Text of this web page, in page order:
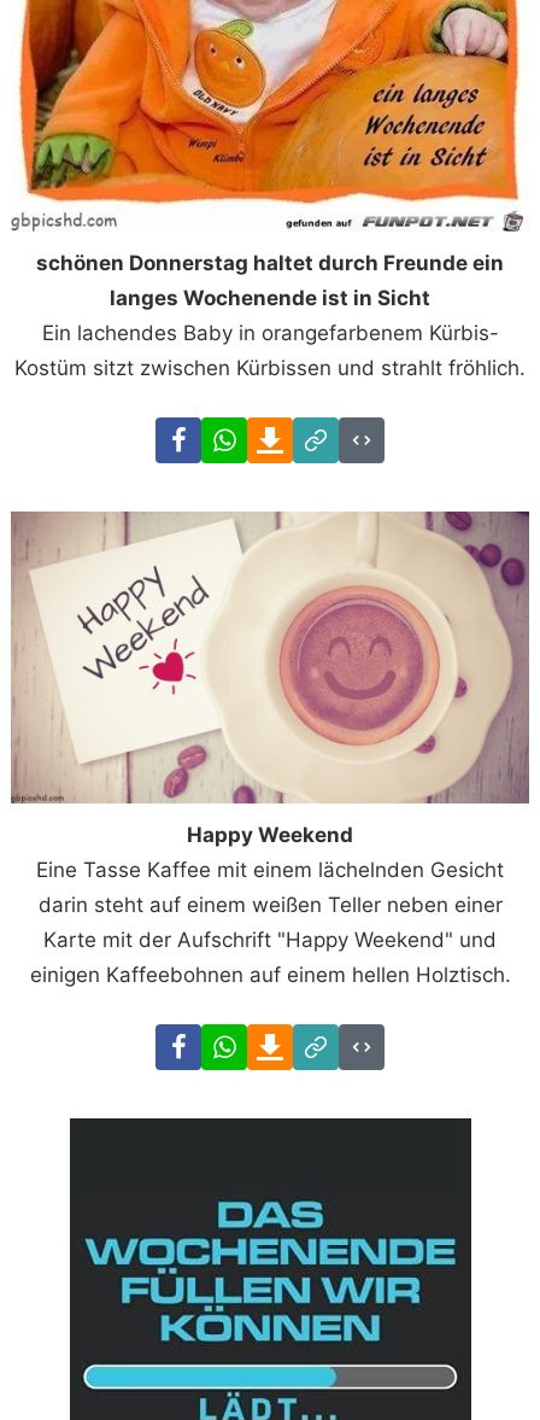
schönen Donnerstag haltet durch Freunde ein
langes Wochenende ist in Sicht
Ein lachendes Baby in orangefarbenem Kürbis-
Kostüm sitzt zwischen Kürbissen und strahlt fröhlich.
FacebookWhatsAppDownload
Link
Code
Happy Weekend
Eine Tasse Kaffee mit einem lächelnden Gesicht
darin steht auf einem weißen Teller neben einer
Karte mit der Aufschrift "Happy Weekend" und
einigen Kaffeebohnen auf einem hellen Holztisch.
FacebookWhatsAppDownload
Link
Code